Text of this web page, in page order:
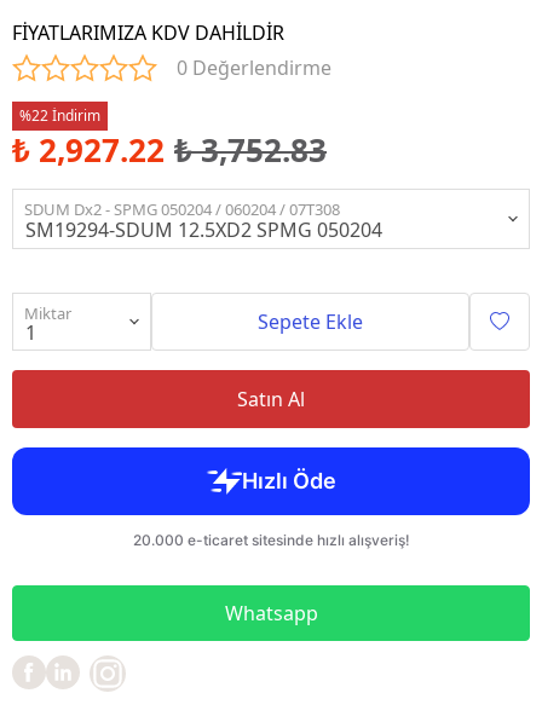
FİYATLARIMIZA KDV DAHİLDİR
0 Değerlendirme
%22 İndirim
₺ 2,927.22 ₺ 3,752.83
SDUM Dx2 - SPMG 050204 / 060204 / 07T308
Miktar Sepete Ekle
Satın Al
Whatsapp